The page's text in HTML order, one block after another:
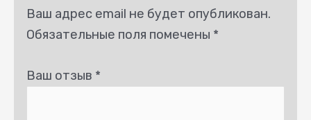
Ваш адрес email не будет опубликован.
Обязательные поля помечены *
Ваш отзыв *